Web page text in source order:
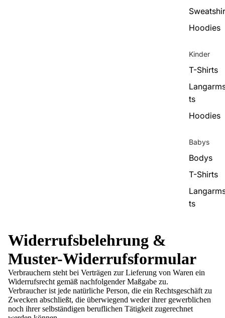
Hoodies
Kinder
T-Shirts
ts
Hoodies
Babys
Bodys
T-Shirts
ts
Widerrufsbelehrung &
Muster-Widerrufsformular
Verbrauchern steht bei Verträgen zur Lieferung von Waren ein
Widerrufsrecht gemäß nachfolgender Maßgabe zu.
Verbraucher ist jede natürliche Person, die ein Rechtsgeschäft zu
Zwecken abschließt, die überwiegend weder ihrer gewerblichen
noch ihrer selbständigen beruflichen Tätigkeit zugerechnet